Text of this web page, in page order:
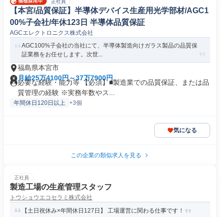
正社員
【本宮/品質保証】半導体デバイス生産用光学部材/AGC1
00%子会社/年休123日 半導体品質保証
AGCエレクトロニクス株式会社
AGC100%子会社の当社にて、半導体製造向けガラス製品の品質保
証業務をお任せします。次世...
福島県本宮市
月給25万4100円～37万7900円
必要な経験・能力等 【必須】■製造業での品質保証、または品
質管理の経験 ※実務年数やス...
年間休日120日以上 +3個
気になる
この企業の類似求人を見る
正社員
製造工場の生産管理スタッフ
トウショウエコセラミ株式会社
【土日祝休み×年間休日127日】 工場運営に関わる仕事です！